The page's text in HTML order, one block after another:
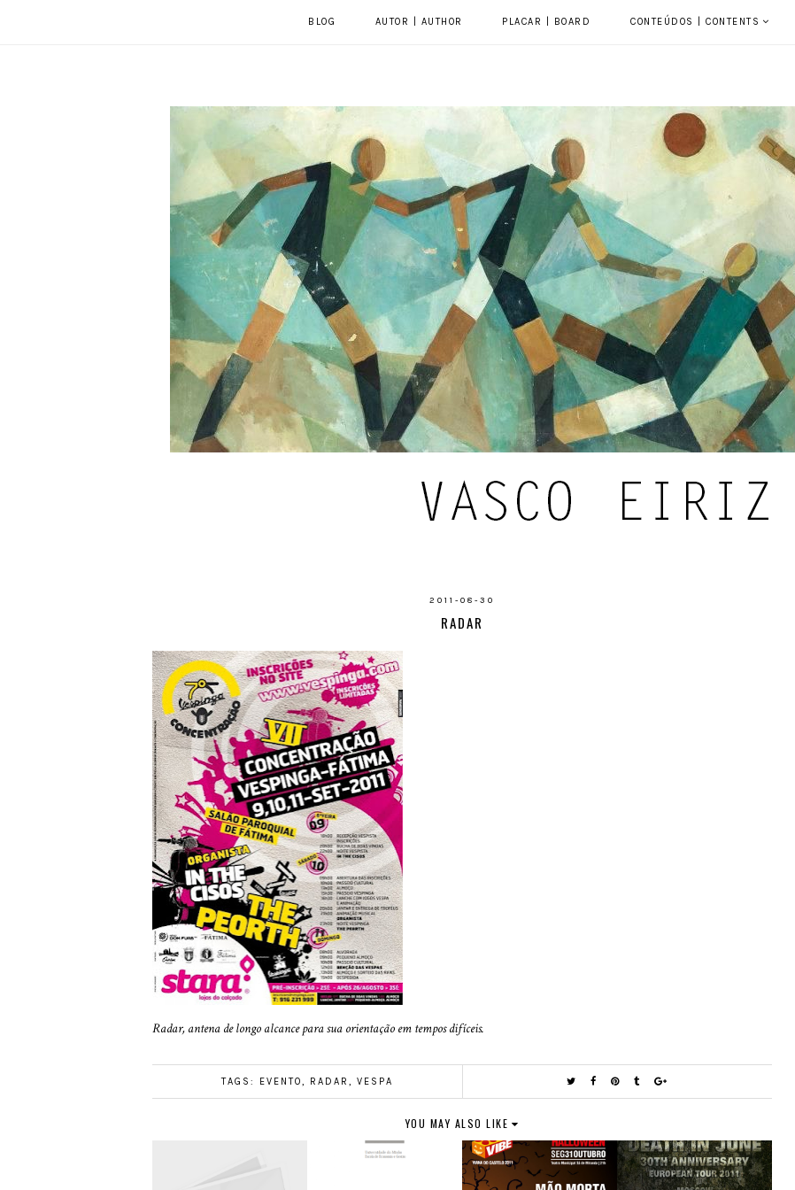
BLOG AUTOR | AUTHOR PLACAR | BOARD CONTEÚDOS | CONTENTS
2011-08-30
RADAR
Radar, antena de longo alcance para sua orientação em tempos difíceis.
TAGS: EVENTO, RADAR , VESPA
YOU MAY ALSO LIKE